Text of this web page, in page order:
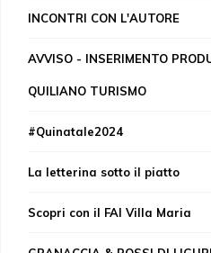
INCONTRI CON L'AUTORE
AVVISO - INSERIMENTO
QUILIANO TURISMO
#Quinatale2024
La letterina sotto il piatto
Scopri con il FAI Villa Maria